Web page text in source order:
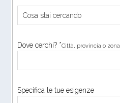
Dove cerchi? *Città, provincia o zona
Specifica le tue esigenze